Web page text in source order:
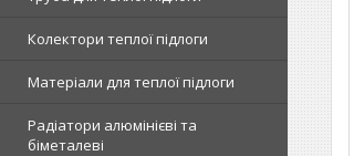
Колектори теплої підлоги
Матеріали для теплої підлоги
Радіатори алюмінієві та
біметалеві